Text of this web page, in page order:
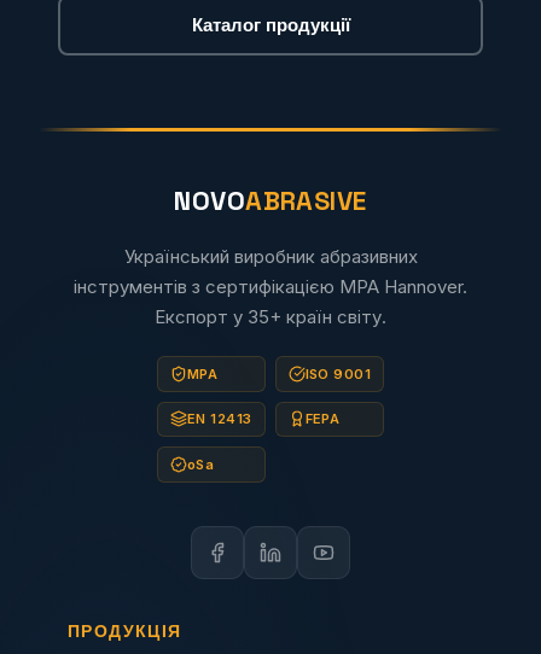
Каталог продукції
NOVOABRASIVE
Український виробник абразивних
інструментів з сертифікацією MPA Hannover.
Експорт у 35+ країн світу.
MPA ISO 9001
EN 12413 FEPA
oSa
ПРОДУКЦІЯ